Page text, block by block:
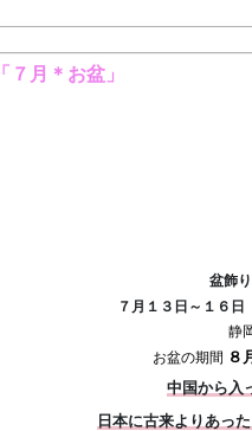
「７月＊お盆」
盆飾
７月１３日～１６日
静
お盆の期間 ８
中国から入
日本に古来よりあっ